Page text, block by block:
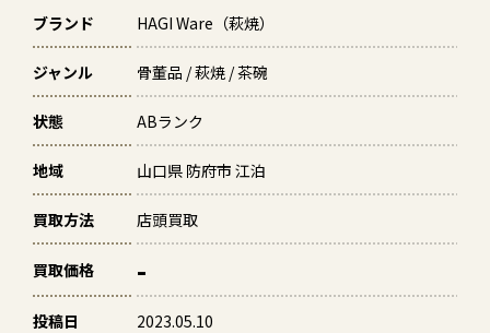
ブランド HAGI Ware（萩焼）
ジャンル 骨董品 / 萩焼 / 茶碗
状態 ABランク
地域 山口県 防府市 江泊
買取方法 店頭買取
買取価格 -
投稿日 2023.05.10